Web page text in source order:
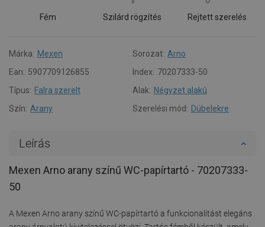
Fém Szilárd rögzítés Rejtett szerelés
Márka: Mexen Sorozat: Arno
Ean: 5907709126855 Index: 70207333-50
Típus: Falra szerelt Alak: Négyzet alakú
Szín: Arany Szerelési mód: Dübelekre
Leírás
Mexen Arno arany színű WC-papírtartó - 70207333-
50
A Mexen Arno arany színű WC-papírtartó a funkcionalitást elegáns